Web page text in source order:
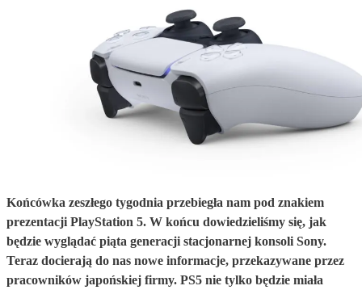
Końcówka zeszłego tygodnia przebiegła nam pod znakiem
prezentacji PlayStation 5. W końcu dowiedzieliśmy się, jak
będzie wyglądać piąta generacji stacjonarnej konsoli Sony.
Teraz docierają do nas nowe informacje, przekazywane przez
pracowników japońskiej firmy. PS5 nie tylko będzie miała